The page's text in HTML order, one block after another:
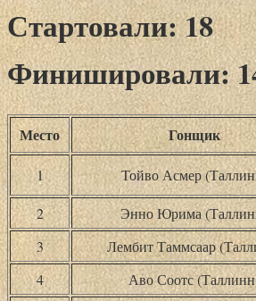
Стартовали: 18
Финишировали:
Место Гонщик
1 Тойво Асмер
2 Энно Юрима
3
Лембит Таммсаар
4
Аво Соотс